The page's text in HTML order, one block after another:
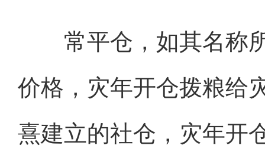
常平仓，如其名称所
价格，灾年开仓拨粮给
熹建立的社仓，灾年开